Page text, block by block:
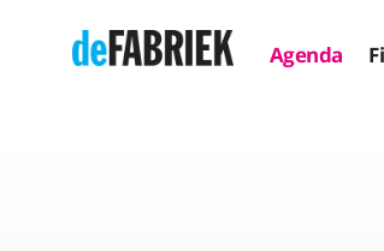
Agenda